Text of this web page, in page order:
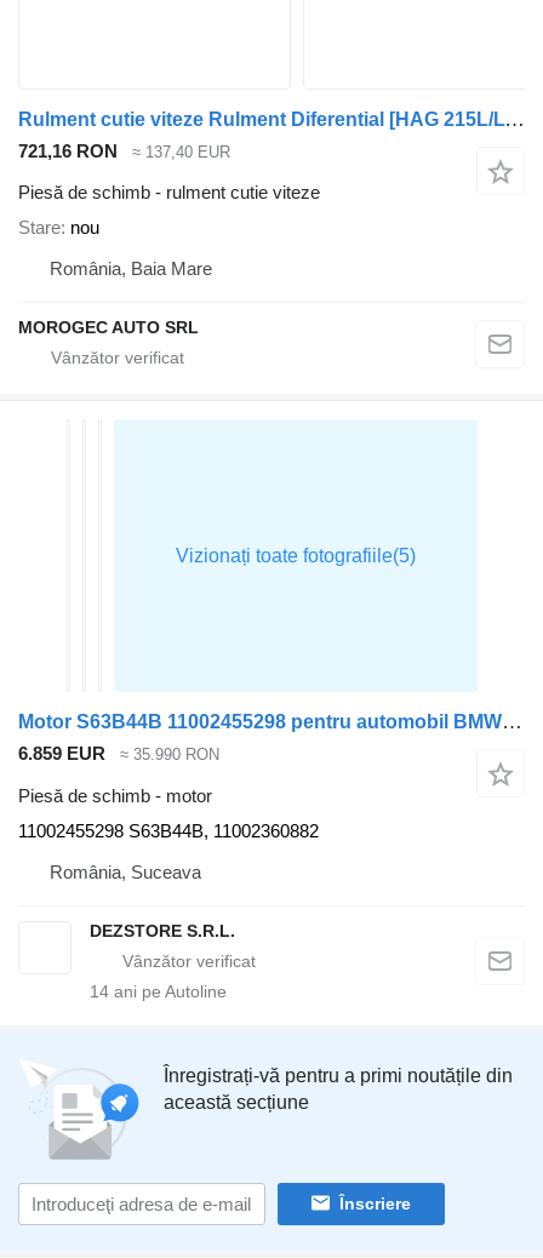
Rulment cutie viteze Rulment Diferential [HAG 215L/LW/225AL] F-237542.02 pentru automobil BMW X5
721,16 RON ≈ 137,40 EUR
Piesă de schimb - rulment cutie viteze
Stare nou
România, Baia Mare
MOROGEC AUTO SRL
Motor S63B44B 11002455298 pentru automobil BMW X5
6.859 EUR ≈ 35.990 RON
Piesă de schimb - motor
11002455298 S63B44B, 11002360882
România, Suceava
DEZSTORE S.R.L.
14 ani pe Autoline
Înregistrați-vă pentru a primi noutățile din
această secțiune
Înscriere